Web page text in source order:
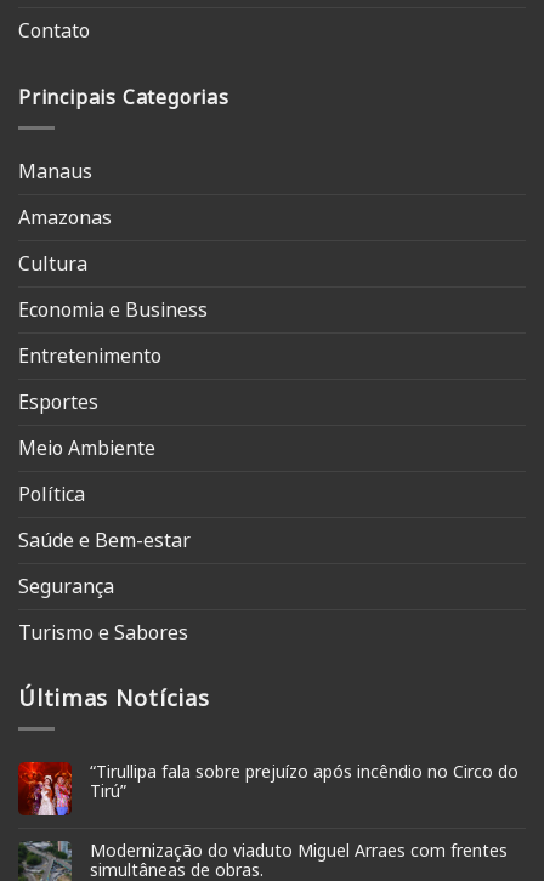
Contato
Principais Categorias
Manaus
Amazonas
Cultura
Economia e Business
Entretenimento
Esportes
Meio Ambiente
Política
Saúde e Bem-estar
Segurança
Turismo e Sabores
Últimas Notícias
“Tirullipa fala sobre prejuízo após incêndio no Circo do
Tirú”
Modernização do viaduto Miguel Arraes com frentes
simultâneas de obras.